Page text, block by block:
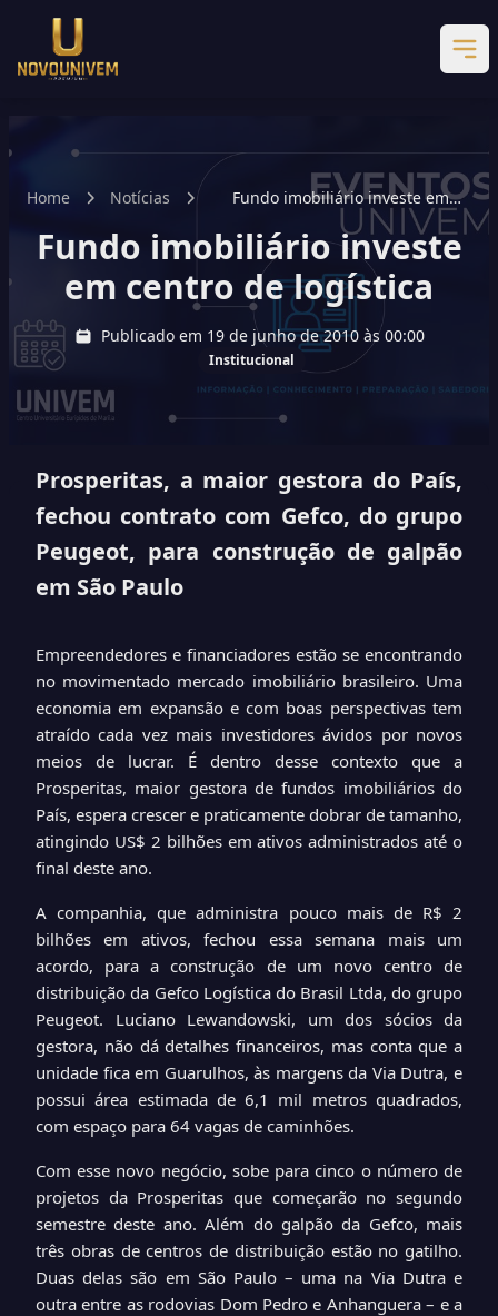
Home Notícias
Fundo imobiliário investe em
centro de logística
Fundo imobiliário investe
em centro de logística
Publicado em 19 de junho de 2010 às 00:00
Institucional
Prosperitas, a maior gestora do País,
fechou contrato com Gefco, do grupo
Peugeot, para construção de galpão
em São Paulo
Empreendedores e financiadores estão se encontrando
no movimentado mercado imobiliário brasileiro. Uma
economia em expansão e com boas perspectivas tem
atraído cada vez mais investidores ávidos por novos
meios de lucrar. É dentro desse contexto que a
Prosperitas, maior gestora de fundos imobiliários do
País, espera crescer e praticamente dobrar de tamanho,
atingindo US$ 2 bilhões em ativos administrados até o
final deste ano.
A companhia, que administra pouco mais de R$ 2
bilhões em ativos, fechou essa semana mais um
acordo, para a construção de um novo centro de
distribuição da Gefco Logística do Brasil Ltda, do grupo
Peugeot. Luciano Lewandowski, um dos sócios da
gestora, não dá detalhes financeiros, mas conta que a
unidade fica em Guarulhos, às margens da Via Dutra, e
possui área estimada de 6,1 mil metros quadrados,
com espaço para 64 vagas de caminhões.
Com esse novo negócio, sobe para cinco o número de
projetos da Prosperitas que começarão no segundo
semestre deste ano. Além do galpão da Gefco, mais
três obras de centros de distribuição estão no gatilho.
Duas delas são em São Paulo – uma na Via Dutra e
outra entre as rodovias Dom Pedro e Anhanguera – e a